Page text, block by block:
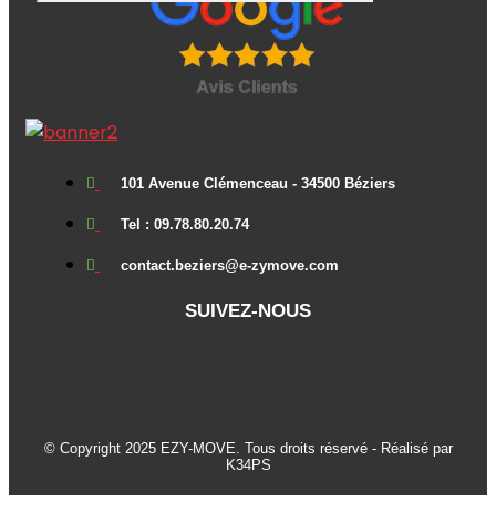
101 Avenue Clémenceau - 34500 Béziers
Tel : 09.78.80.20.74
contact.beziers@e-zymove.com
SUIVEZ-NOUS
© Copyright 2025 EZY-MOVE. Tous droits réservé - Réalisé par
K34PS​